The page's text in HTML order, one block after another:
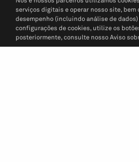
serviços digitais e operar nosso site,
desempenho (incluindo análise de
configurações de cookies, utilize os
posteriormente, consulte nosso Aviso